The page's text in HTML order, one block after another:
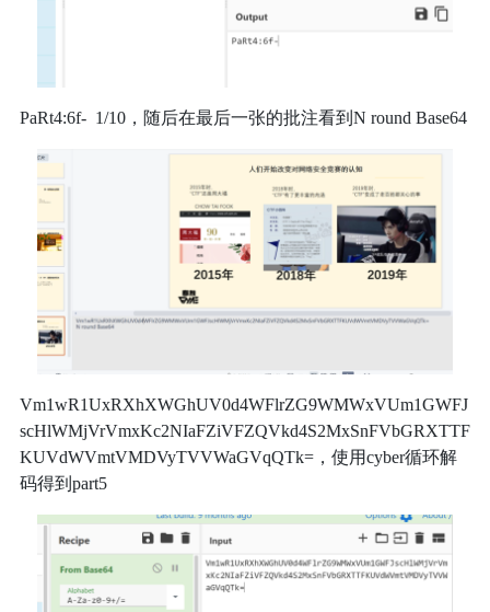
PaRt4:6f- 1/10，随后在最后一张的批注看到N round Base64
Vm1wR1UxRXhXWGhUV0d4WFlrZG9WMWxVUm1GWFJ
scHlWMjVrVmxKc2NIaFZiVFZQVkd4S2MxSnFVbGRXTTF
KUVdWVmtVMDVyTVVWaGVqQTk=，使用cyber循环解
码得到part5